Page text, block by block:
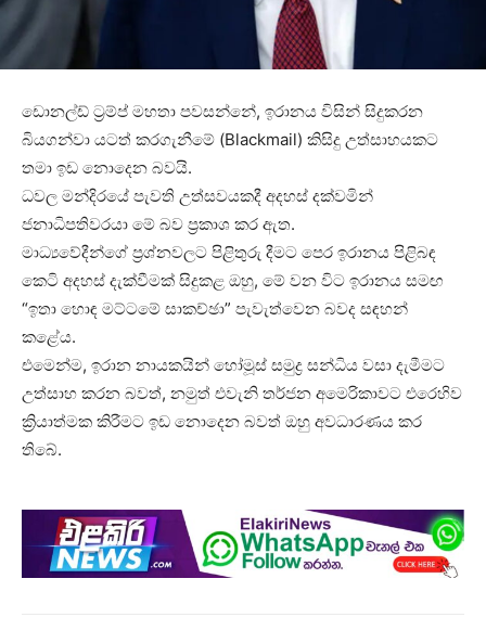
ඩොනල්ඩ් ට්‍රම්ප් මහතා පවසන්නේ, ඉරානය විසින් සිදුකරන
බියගන්වා යටත් කරගැනීමේ (Blackmail) කිසිදු උත්සාහයකට
තමා ඉඩ නොදෙන බවයි.
ධවල මන්දිරයේ පැවති උත්සවයකදී අදහස් දක්වමින්
ජනාධිපතිවරයා මේ බව ප්‍රකාශ කර ඇත.
මාධ්‍යවේදීන්ගේ ප්‍රශ්නවලට පිළිතුරු දීමට පෙර ඉරානය පිළිබඳ
කෙටි අදහස් දැක්වීමක් සිදුකළ ඔහු, මේ වන විට ඉරානය සමඟ
“ඉතා හොඳ මට්ටමේ සාකච්ඡා” පැවැත්වෙන බවද සඳහන්
කළේය.
එමෙන්ම, ඉරාන නායකයින් හෝමූස් සමුද්‍ර සන්ධිය වසා දැමීමට
උත්සාහ කරන බවත්, නමුත් එවැනි තර්ජන අමෙරිකාවට එරෙහිව
ක්‍රියාත්මක කිරීමට ඉඩ නොදෙන බවත් ඔහු අවධාරණය කර
තිබේ.